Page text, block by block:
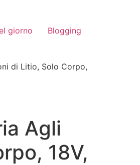
giorno Blogging
di Litio, Solo Corpo,
Agli
18V,